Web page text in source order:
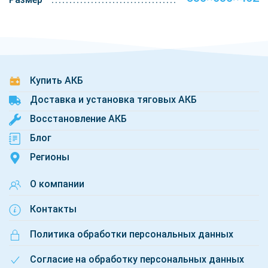
Купить АКБ
Доставка и установка тяговых АКБ
Восстановление АКБ
Блог
Регионы
О компании
Контакты
Политика обработки персональных данных
Согласие на обработку персональных данных